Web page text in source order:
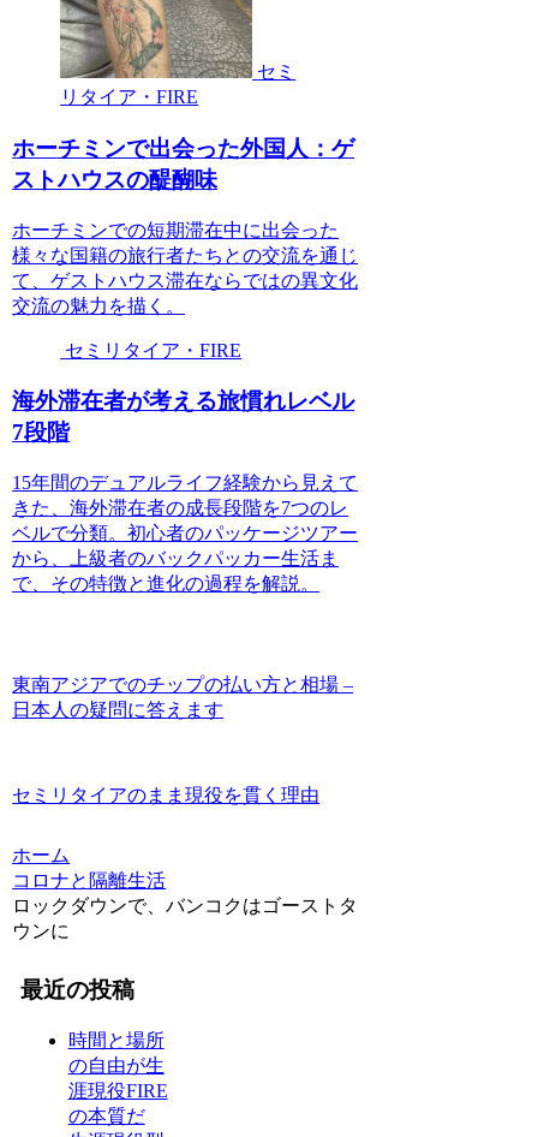
セミ
リタイア・FIRE
ホーチミンで出会った外国人：ゲ
ストハウスの醍醐味
ホーチミンでの短期滞在中に出会った
様々な国籍の旅行者たちとの交流を通じ
て、ゲストハウス滞在ならではの異文化
交流の魅力を描く。
セミリタイア・FIRE
海外滞在者が考える旅慣れレベル
7段階
15年間のデュアルライフ経験から見えて
きた、海外滞在者の成長段階を7つのレ
ベルで分類。初心者のパッケージツアー
から、上級者のバックパッカー生活ま
で、その特徴と進化の過程を解説。
東南アジアでのチップの払い方と相場 –
日本人の疑問に答えます
セミリタイアのまま現役を貫く理由
ホーム
コロナと隔離生活
ロックダウンで、バンコクはゴーストタ
ウンに
最近の投稿
時間と場所
の自由が生
涯現役FIRE
の本質だ